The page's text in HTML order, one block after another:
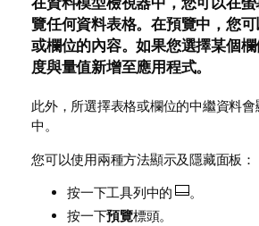
覽任何資料表格。在預覽中，您
或欄位的內容。如果您選擇某個
度與量值新增至應用程式。
此外，所選擇表格或欄位的中繼資料會
中。
您可以使用兩種方法顯示及隱藏面板：
按一下工具列中的
。
按一下預覽標頭。